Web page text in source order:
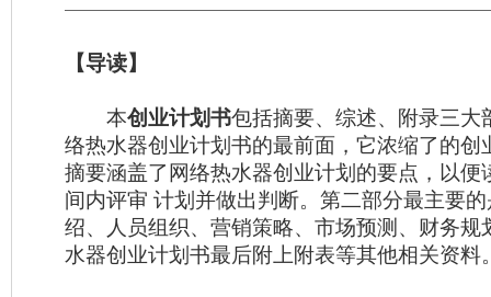
【导读】
本创业计划书包括摘要、综述、附录三大
络热水器创业计划书的最前面，它浓缩了的创
摘要涵盖了网络热水器创业计划的要点，以便
间内评审 计划并做出判断。第二部分最主要
绍、人员组织、营销策略、市场预测、财务规
水器创业计划书最后附上附表等其他相关资料